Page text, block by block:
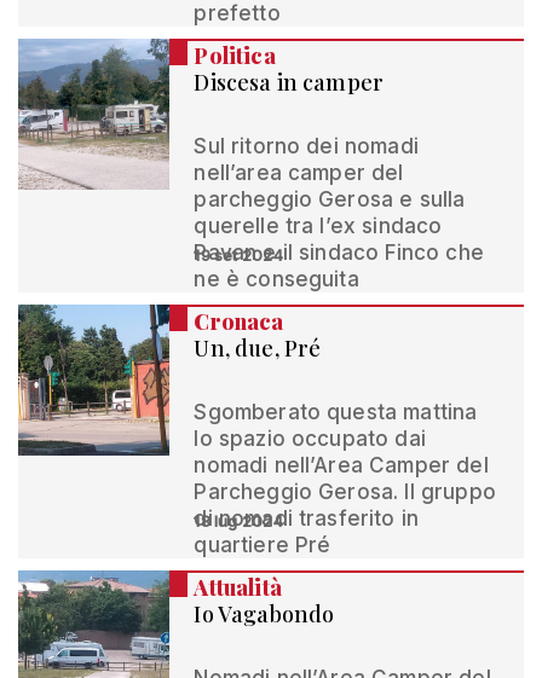
prefetto
Politica
Discesa in camper
Sul ritorno dei nomadi
nell’area camper del
parcheggio Gerosa e sulla
querelle tra l’ex sindaco
Pavan e il sindaco Finco che
ne è conseguita
19 set 2024
Cronaca
Un, due, Pré
Sgomberato questa mattina
lo spazio occupato dai
nomadi nell’Area Camper del
Parcheggio Gerosa. Il gruppo
di nomadi trasferito in
quartiere Pré
18 lug 2024
Attualità
Io Vagabondo